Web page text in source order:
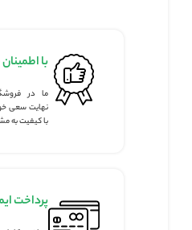
با
ما در
نهایت سعی
با کیفیت به
پرداخت